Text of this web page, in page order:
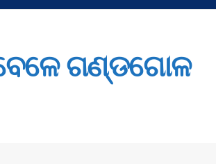
ଗଣ୍ଡଗୋଳ